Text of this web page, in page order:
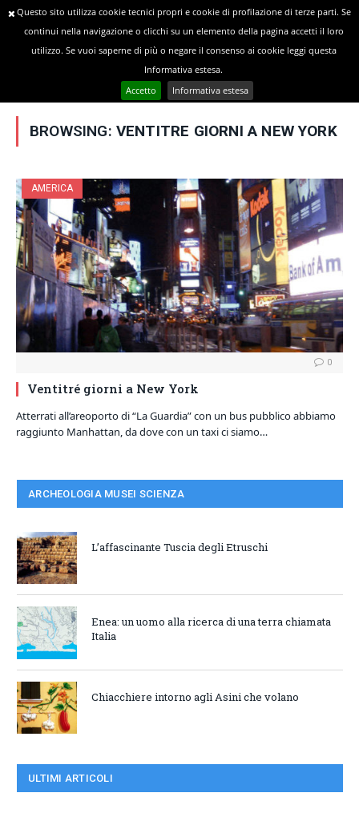
Posts Tagged "Ventitre giorni a New York"
BROWSING: VENTITRE GIORNI A NEW YORK
AMERICA
0
Ventitré giorni a New York
Atterrati all’areoporto di “La Guardia” con un bus pubblico abbiamo
raggiunto Manhattan, da dove con un taxi ci siamo…
ARCHEOLOGIA MUSEI SCIENZA
L’affascinante Tuscia degli Etruschi
Enea: un uomo alla ricerca di una terra chiamata
Italia
Chiacchiere intorno agli Asini che volano
ULTIMI ARTICOLI
Questo sito utilizza cookie tecnici propri e cookie di profilazione di terze parti. Se
continui nella navigazione o clicchi su un elemento della pagina accetti il loro
utilizzo. Se vuoi saperne di più o negare il consenso ai cookie leggi questa
Informativa estesa.
Accetto
Informativa estesa